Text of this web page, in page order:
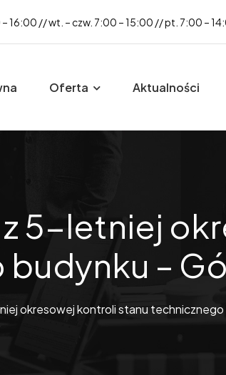
16:00 // wt. – czw. 7:00 – 15:00 // pt. 7:00 –
Oferta Aktualności
5-letniej
–
okresowej kontroli stanu technicznego